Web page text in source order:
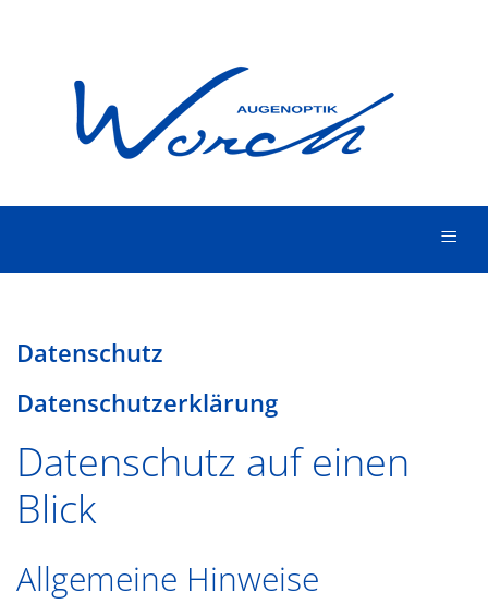
≡
Datenschutz
Datenschutzerklärung
Datenschutz auf einen
Blick
Allgemeine Hinweise